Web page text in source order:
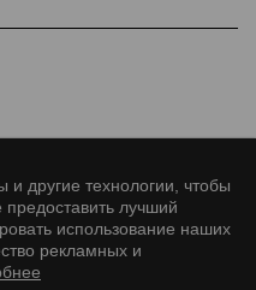
товары
и другие технологии, чтобы
лучший
использование наших
рекламных и